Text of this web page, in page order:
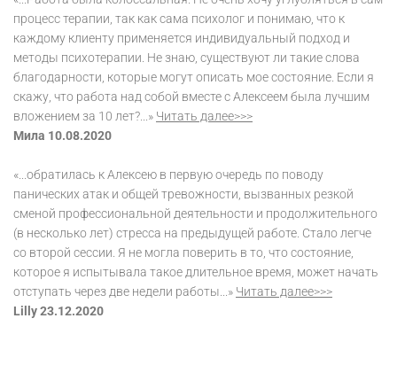
процесс терапии, так как сама психолог и понимаю, что к
каждому клиенту применяется индивидуальный подход и
методы психотерапии. Не знаю, существуют ли такие слова
благодарности, которые могут описать мое состояние. Если я
скажу, что работа над собой вместе с Алексеем была лучшим
вложением за 10 лет?...» Читать далее>>>
Мила 10.08.2020
«...обратилась к Алексею в первую очередь по поводу
панических атак и общей тревожности, вызванных резкой
сменой профессиональной деятельности и продолжительного
(в несколько лет) стресса на предыдущей работе. Стало легче
со второй сессии. Я не могла поверить в то, что состояние,
которое я испытывала такое длительное время, может начать
отступать через две недели работы...» Читать далее>>>
Lilly 23.12.2020